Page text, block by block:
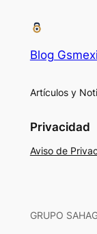
Blog
Artículos y
Privacidad
Aviso de
GRUPO